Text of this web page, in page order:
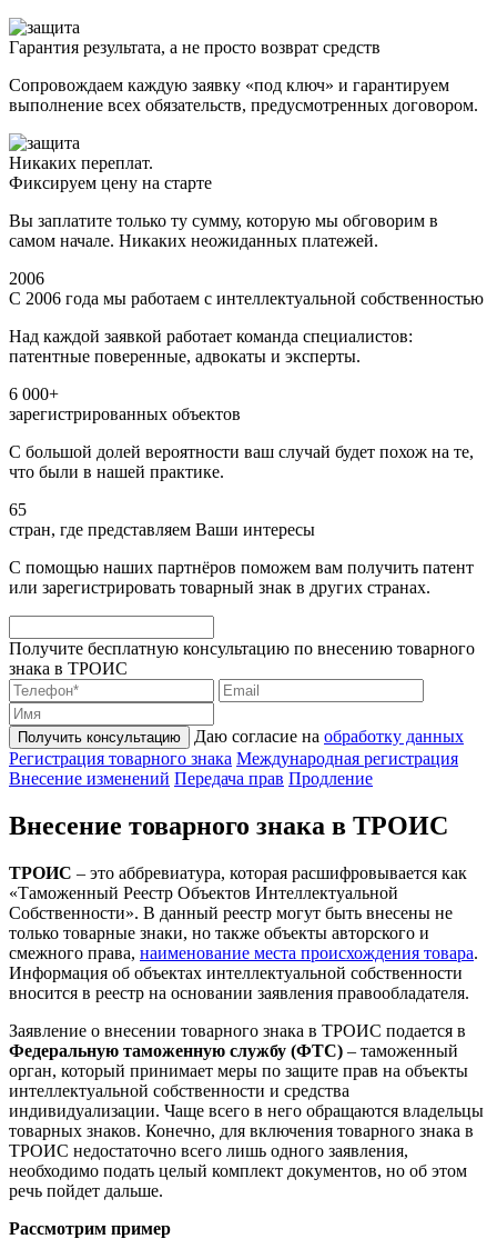
Гарантия результата, а не просто возврат средств
Сопровождаем каждую заявку «под ключ» и гарантируем
выполнение всех обязательств, предусмотренных договором.
Никаких переплат.
Фиксируем цену на старте
Вы заплатите только ту сумму, которую мы обговорим в
самом начале. Никаких неожиданных платежей.
2006
С 2006 года мы работаем с интеллектуальной собственностью
Над каждой заявкой работает команда специалистов:
патентные поверенные, адвокаты и эксперты.
6 000+
зарегистрированных объектов
С большой долей вероятности ваш случай будет похож на те,
что были в нашей практике.
65
стран, где представляем Ваши интересы
С помощью наших партнёров поможем вам получить патент
или зарегистрировать товарный знак в других странах.
Получите бесплатную консультацию по внесению товарного
знака в ТРОИС
Получить консультацию Даю согласие на обработку данных
Регистрация товарного знака Международная регистрация
Внесение изменений Передача прав Продление
Внесение товарного знака в ТРОИС
ТРОИС – это аббревиатура, которая расшифровывается как
«Таможенный Реестр Объектов Интеллектуальной
Собственности». В данный реестр могут быть внесены не
только товарные знаки, но также объекты авторского и
смежного права, наименование места происхождения товара.
Информация об объектах интеллектуальной собственности
вносится в реестр на основании заявления правообладателя.
Заявление о внесении товарного знака в ТРОИС подается в
Федеральную таможенную службу (ФТС) – таможенный
орган, который принимает меры по защите прав на объекты
интеллектуальной собственности и средства
индивидуализации. Чаще всего в него обращаются владельцы
товарных знаков. Конечно, для включения товарного знака в
ТРОИС недостаточно всего лишь одного заявления,
необходимо подать целый комплект документов, но об этом
речь пойдет дальше.
Рассмотрим пример